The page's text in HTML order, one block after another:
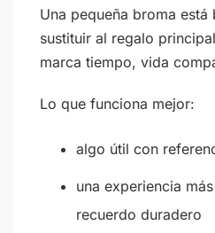
Una pequeña broma
sustituir al regalo
marca tiempo, vida
Lo que funciona mejor:
algo útil con
una experiencia
recuerdo duradero